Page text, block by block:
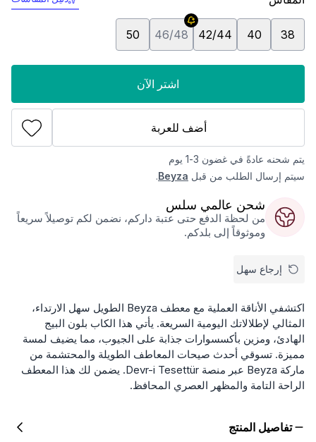
38
40
42/44
46/48
50
اشتر الآن
أضف للعربة
يتم شحنه عادةً في غضون 3-1 يوم
سيتم إرسال الطلب من قبل Beyza
.
شحن عالمي سلس
من لحظة الدفع حتى عتبة داركم، نضمن لكم توصيلاً سريعاً
وموثوقاً إلى بلدكم.
إرجاع سهل
اكتشفي الأناقة العملية مع معطف Beyza الطويل سهل الارتداء،
المثالي لإطلالاتك اليومية السريعة. يأتي هذا الكاب بلون البيج
الهادئ، ومزين بأكسسوارات جذابة على الجيوب، مما يضيف لمسة
مميزة. تسوقي أحدث صيحات المعاطف الطويلة والمحتشمة من
ماركة Beyza عبر منصة Devr-i Tesettür. يضمن لك هذا المعطف
الراحة التامة والمظهر العصري المحافظ.
تفاصيل المنتج